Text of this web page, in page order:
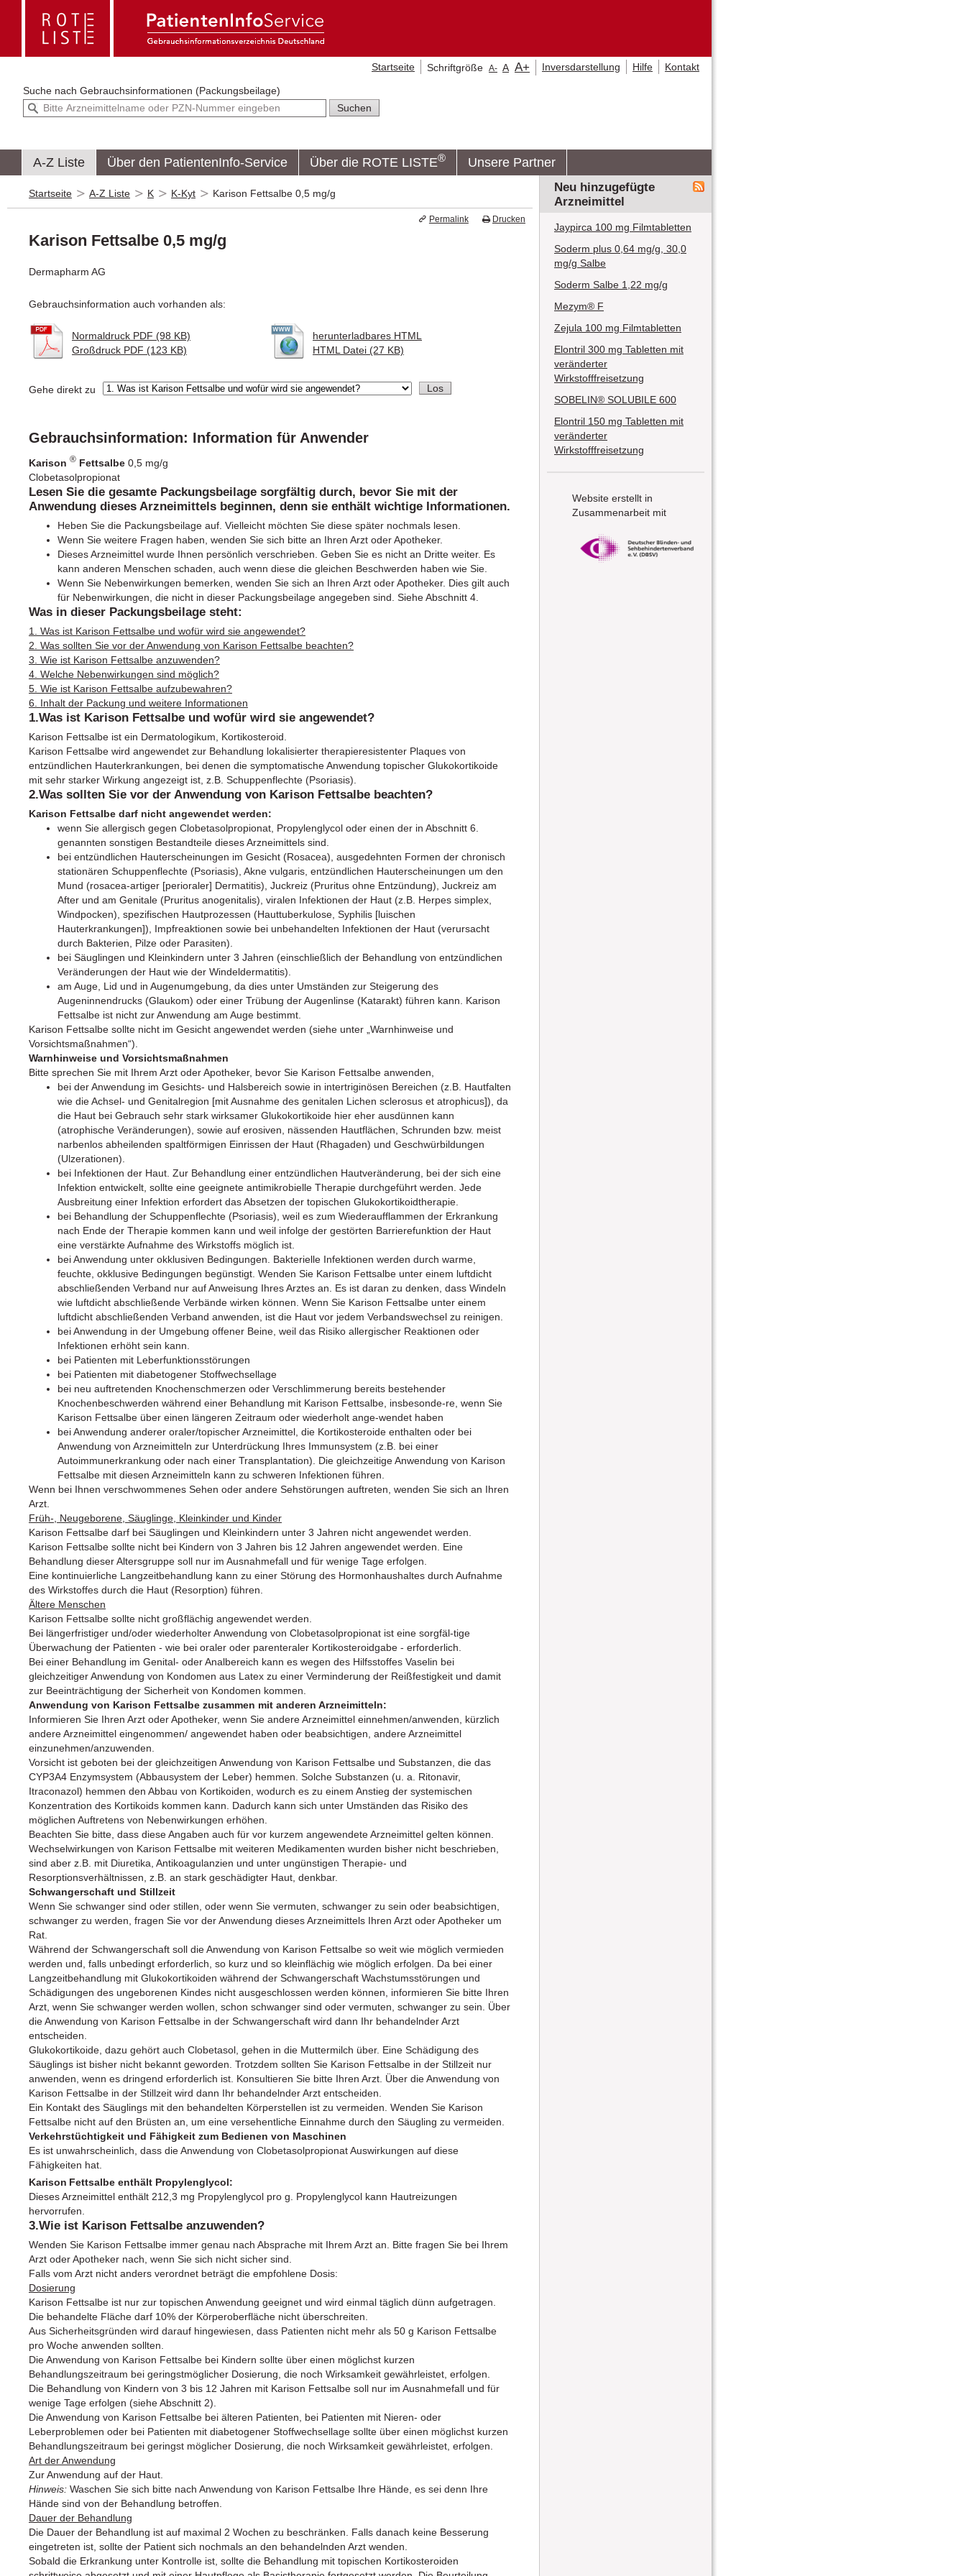
Suche nach Gebrauchsinformationen (Packungsbeilage)
A-Z Liste Über den PatientenInfo-Service Über die ROTE LISTE® Unsere Partner
Startseite Schriftgröße A- A A+ Inversdarstellung Hilfe Kontakt
Startseite A-Z Liste K K-Kyt Karison Fettsalbe 0,5 mg/g
Karison Fettsalbe 0,5 mg/g
Dermapharm AG
Gebrauchsinformation auch vorhanden als:
Normaldruck PDF (98 KB)
Großdruck PDF (123 KB)
herunterladbares HTML
HTML Datei (27 KB)
Gehe direkt zu
Gebrauchsinformation: Information für Anwender
Karison ® Fettsalbe 0,5 mg/g
Clobetasolpropionat
Lesen Sie die gesamte Packungsbeilage sorgfältig durch, bevor Sie mit der
Anwendung dieses Arzneimittels beginnen, denn sie enthält wichtige Informationen.
Heben Sie die Packungsbeilage auf. Vielleicht möchten Sie diese später nochmals lesen.
Wenn Sie weitere Fragen haben, wenden Sie sich bitte an Ihren Arzt oder Apotheker.
Dieses Arzneimittel wurde Ihnen persönlich verschrieben. Geben Sie es nicht an Dritte weiter. Es
kann anderen Menschen schaden, auch wenn diese die gleichen Beschwerden haben wie Sie.
Wenn Sie Nebenwirkungen bemerken, wenden Sie sich an Ihren Arzt oder Apotheker. Dies gilt auch
für Nebenwirkungen, die nicht in dieser Packungsbeilage angegeben sind. Siehe Abschnitt 4.
Was in dieser Packungsbeilage steht:
1. Was ist Karison Fettsalbe und wofür wird sie angewendet?
2. Was sollten Sie vor der Anwendung von Karison Fettsalbe beachten?
3. Wie ist Karison Fettsalbe anzuwenden?
4. Welche Nebenwirkungen sind möglich?
5. Wie ist Karison Fettsalbe aufzubewahren?
6. Inhalt der Packung und weitere Informationen
1.Was ist Karison Fettsalbe und wofür wird sie angewendet?
Karison Fettsalbe ist ein Dermatologikum, Kortikosteroid.
Karison Fettsalbe wird angewendet zur Behandlung lokalisierter therapieresistenter Plaques von
entzündlichen Hauterkrankungen, bei denen die symptomatische Anwendung topischer Glukokortikoide
mit sehr starker Wirkung angezeigt ist, z.B. Schuppenflechte (Psoriasis).
2.Was sollten Sie vor der Anwendung von Karison Fettsalbe beachten?
Karison Fettsalbe darf nicht angewendet werden:
wenn Sie allergisch gegen Clobetasolpropionat, Propylenglycol oder einen der in Abschnitt 6.
genannten sonstigen Bestandteile dieses Arzneimittels sind.
bei entzündlichen Hauterscheinungen im Gesicht (Rosacea), ausgedehnten Formen der chronisch
stationären Schuppenflechte (Psoriasis), Akne vulgaris, entzündlichen Hauterscheinungen um den
Mund (rosacea-artiger [perioraler] Dermatitis), Juckreiz (Pruritus ohne Entzündung), Juckreiz am
After und am Genitale (Pruritus anogenitalis), viralen Infektionen der Haut (z.B. Herpes simplex,
Windpocken), spezifischen Hautprozessen (Hauttuberkulose, Syphilis [luischen
Hauterkrankungen]), Impfreaktionen sowie bei unbehandelten Infektionen der Haut (verursacht
durch Bakterien, Pilze oder Parasiten).
bei Säuglingen und Kleinkindern unter 3 Jahren (einschließlich der Behandlung von entzündlichen
Veränderungen der Haut wie der Windeldermatitis).
am Auge, Lid und in Augenumgebung, da dies unter Umständen zur Steigerung des
Augeninnendrucks (Glaukom) oder einer Trübung der Augenlinse (Katarakt) führen kann. Karison
Fettsalbe ist nicht zur Anwendung am Auge bestimmt.
Karison Fettsalbe sollte nicht im Gesicht angewendet werden (siehe unter „Warnhinweise und
Vorsichtsmaßnahmen“).
Warnhinweise und Vorsichtsmaßnahmen
Bitte sprechen Sie mit Ihrem Arzt oder Apotheker, bevor Sie Karison Fettsalbe anwenden,
bei der Anwendung im Gesichts- und Halsbereich sowie in intertriginösen Bereichen (z.B. Hautfalten
wie die Achsel- und Genitalregion [mit Ausnahme des genitalen Lichen sclerosus et atrophicus]), da
die Haut bei Gebrauch sehr stark wirksamer Glukokortikoide hier eher ausdünnen kann
(atrophische Veränderungen), sowie auf erosiven, nässenden Hautflächen, Schrunden bzw. meist
narbenlos abheilenden spaltförmigen Einrissen der Haut (Rhagaden) und Geschwürbildungen
(Ulzerationen).
bei Infektionen der Haut. Zur Behandlung einer entzündlichen Hautveränderung, bei der sich eine
Infektion entwickelt, sollte eine geeignete antimikrobielle Therapie durchgeführt werden. Jede
Ausbreitung einer Infektion erfordert das Absetzen der topischen Glukokortikoidtherapie.
bei Behandlung der Schuppenflechte (Psoriasis), weil es zum Wiederaufflammen der Erkrankung
nach Ende der Therapie kommen kann und weil infolge der gestörten Barrierefunktion der Haut
eine verstärkte Aufnahme des Wirkstoffs möglich ist.
bei Anwendung unter okklusiven Bedingungen. Bakterielle Infektionen werden durch warme,
feuchte, okklusive Bedingungen begünstigt. Wenden Sie Karison Fettsalbe unter einem luftdicht
abschließenden Verband nur auf Anweisung Ihres Arztes an. Es ist daran zu denken, dass Windeln
wie luftdicht abschließende Verbände wirken können. Wenn Sie Karison Fettsalbe unter einem
luftdicht abschließenden Verband anwenden, ist die Haut vor jedem Verbandswechsel zu reinigen.
bei Anwendung in der Umgebung offener Beine, weil das Risiko allergischer Reaktionen oder
Infektionen erhöht sein kann.
bei Patienten mit Leberfunktionsstörungen
bei Patienten mit diabetogener Stoffwechsellage
bei neu auftretenden Knochenschmerzen oder Verschlimmerung bereits bestehender
Knochenbeschwerden während einer Behandlung mit Karison Fettsalbe, insbesonde-re, wenn Sie
Karison Fettsalbe über einen längeren Zeitraum oder wiederholt ange-wendet haben
bei Anwendung anderer oraler/topischer Arzneimittel, die Kortikosteroide enthalten oder bei
Anwendung von Arzneimitteln zur Unterdrückung Ihres Immunsystem (z.B. bei einer
Autoimmunerkrankung oder nach einer Transplantation). Die gleichzeitige Anwendung von Karison
Fettsalbe mit diesen Arzneimitteln kann zu schweren Infektionen führen.
Wenn bei Ihnen verschwommenes Sehen oder andere Sehstörungen auftreten, wenden Sie sich an Ihren
Arzt.
Früh-, Neugeborene, Säuglinge, Kleinkinder und Kinder
Karison Fettsalbe darf bei Säuglingen und Kleinkindern unter 3 Jahren nicht angewendet werden.
Karison Fettsalbe sollte nicht bei Kindern von 3 Jahren bis 12 Jahren angewendet werden. Eine
Behandlung dieser Altersgruppe soll nur im Ausnahmefall und für wenige Tage erfolgen.
Eine kontinuierliche Langzeitbehandlung kann zu einer Störung des Hormonhaushaltes durch Aufnahme
des Wirkstoffes durch die Haut (Resorption) führen.
Ältere Menschen
Karison Fettsalbe sollte nicht großflächig angewendet werden.
Bei längerfristiger und/oder wiederholter Anwendung von Clobetasolpropionat ist eine sorgfäl-tige
Überwachung der Patienten - wie bei oraler oder parenteraler Kortikosteroidgabe - erforderlich.
Bei einer Behandlung im Genital- oder Analbereich kann es wegen des Hilfsstoffes Vaselin bei
gleichzeitiger Anwendung von Kondomen aus Latex zu einer Verminderung der Reißfestigkeit und damit
zur Beeinträchtigung der Sicherheit von Kondomen kommen.
Anwendung von Karison Fettsalbe zusammen mit anderen Arzneimitteln:
Informieren Sie Ihren Arzt oder Apotheker, wenn Sie andere Arzneimittel einnehmen/anwenden, kürzlich
andere Arzneimittel eingenommen/ angewendet haben oder beabsichtigen, andere Arzneimittel
einzunehmen/anzuwenden.
Vorsicht ist geboten bei der gleichzeitigen Anwendung von Karison Fettsalbe und Substanzen, die das
CYP3A4 Enzymsystem (Abbausystem der Leber) hemmen. Solche Substanzen (u. a. Ritonavir,
Itraconazol) hemmen den Abbau von Kortikoiden, wodurch es zu einem Anstieg der systemischen
Konzentration des Kortikoids kommen kann. Dadurch kann sich unter Umständen das Risiko des
möglichen Auftretens von Nebenwirkungen erhöhen.
Beachten Sie bitte, dass diese Angaben auch für vor kurzem angewendete Arzneimittel gelten können.
Wechselwirkungen von Karison Fettsalbe mit weiteren Medikamenten wurden bisher nicht beschrieben,
sind aber z.B. mit Diuretika, Antikoagulanzien und unter ungünstigen Therapie- und
Resorptionsverhältnissen, z.B. an stark geschädigter Haut, denkbar.
Schwangerschaft und Stillzeit
Wenn Sie schwanger sind oder stillen, oder wenn Sie vermuten, schwanger zu sein oder beabsichtigen,
schwanger zu werden, fragen Sie vor der Anwendung dieses Arzneimittels Ihren Arzt oder Apotheker um
Rat.
Während der Schwangerschaft soll die Anwendung von Karison Fettsalbe so weit wie möglich vermieden
werden und, falls unbedingt erforderlich, so kurz und so kleinflächig wie möglich erfolgen. Da bei einer
Langzeitbehandlung mit Glukokortikoiden während der Schwangerschaft Wachstumsstörungen und
Schädigungen des ungeborenen Kindes nicht ausgeschlossen werden können, informieren Sie bitte Ihren
Arzt, wenn Sie schwanger werden wollen, schon schwanger sind oder vermuten, schwanger zu sein. Über
die Anwendung von Karison Fettsalbe in der Schwangerschaft wird dann Ihr behandelnder Arzt
entscheiden.
Glukokortikoide, dazu gehört auch Clobetasol, gehen in die Muttermilch über. Eine Schädigung des
Säuglings ist bisher nicht bekannt geworden. Trotzdem sollten Sie Karison Fettsalbe in der Stillzeit nur
anwenden, wenn es dringend erforderlich ist. Konsultieren Sie bitte Ihren Arzt. Über die Anwendung von
Karison Fettsalbe in der Stillzeit wird dann Ihr behandelnder Arzt entscheiden.
Ein Kontakt des Säuglings mit den behandelten Körperstellen ist zu vermeiden. Wenden Sie Karison
Fettsalbe nicht auf den Brüsten an, um eine versehentliche Einnahme durch den Säugling zu vermeiden.
Verkehrstüchtigkeit und Fähigkeit zum Bedienen von Maschinen
Es ist unwahrscheinlich, dass die Anwendung von Clobetasolpropionat Auswirkungen auf diese
Fähigkeiten hat.
Karison Fettsalbe enthält Propylenglycol:
Dieses Arzneimittel enthält 212,3 mg Propylenglycol pro g. Propylenglycol kann Hautreizungen
hervorrufen.
3.Wie ist Karison Fettsalbe anzuwenden?
Wenden Sie Karison Fettsalbe immer genau nach Absprache mit Ihrem Arzt an. Bitte fragen Sie bei Ihrem
Arzt oder Apotheker nach, wenn Sie sich nicht sicher sind.
Falls vom Arzt nicht anders verordnet beträgt die empfohlene Dosis:
Dosierung
Karison Fettsalbe ist nur zur topischen Anwendung geeignet und wird einmal täglich dünn aufgetragen.
Die behandelte Fläche darf 10% der Körperoberfläche nicht überschreiten.
Aus Sicherheitsgründen wird darauf hingewiesen, dass Patienten nicht mehr als 50 g Karison Fettsalbe
pro Woche anwenden sollten.
Die Anwendung von Karison Fettsalbe bei Kindern sollte über einen möglichst kurzen
Behandlungszeitraum bei geringstmöglicher Dosierung, die noch Wirksamkeit gewährleistet, erfolgen.
Die Behandlung von Kindern von 3 bis 12 Jahren mit Karison Fettsalbe soll nur im Ausnahmefall und für
wenige Tage erfolgen (siehe Abschnitt 2).
Die Anwendung von Karison Fettsalbe bei älteren Patienten, bei Patienten mit Nieren- oder
Leberproblemen oder bei Patienten mit diabetogener Stoffwechsellage sollte über einen möglichst kurzen
Behandlungszeitraum bei geringst möglicher Dosierung, die noch Wirksamkeit gewährleistet, erfolgen.
Art der Anwendung
Zur Anwendung auf der Haut.
Hinweis: Waschen Sie sich bitte nach Anwendung von Karison Fettsalbe Ihre Hände, es sei denn Ihre
Hände sind von der Behandlung betroffen.
Dauer der Behandlung
Die Dauer der Behandlung ist auf maximal 2 Wochen zu beschränken. Falls danach keine Besserung
eingetreten ist, sollte der Patient sich nochmals an den behandelnden Arzt wenden.
Sobald die Erkrankung unter Kontrolle ist, sollte die Behandlung mit topischen Kortikosteroiden
Permalink Drucken
Neu hinzugefügte
Arzneimittel
Jaypirca 100 mg Filmtabletten
Soderm plus 0,64 mg/g, 30,0
mg/g Salbe
Soderm Salbe 1,22 mg/g
Mezym® F
Zejula 100 mg Filmtabletten
Elontril 300 mg Tabletten mit
veränderter
Wirkstofffreisetzung
SOBELIN® SOLUBILE 600
Elontril 150 mg Tabletten mit
veränderter
Wirkstofffreisetzung
Website erstellt in
Zusammenarbeit mit